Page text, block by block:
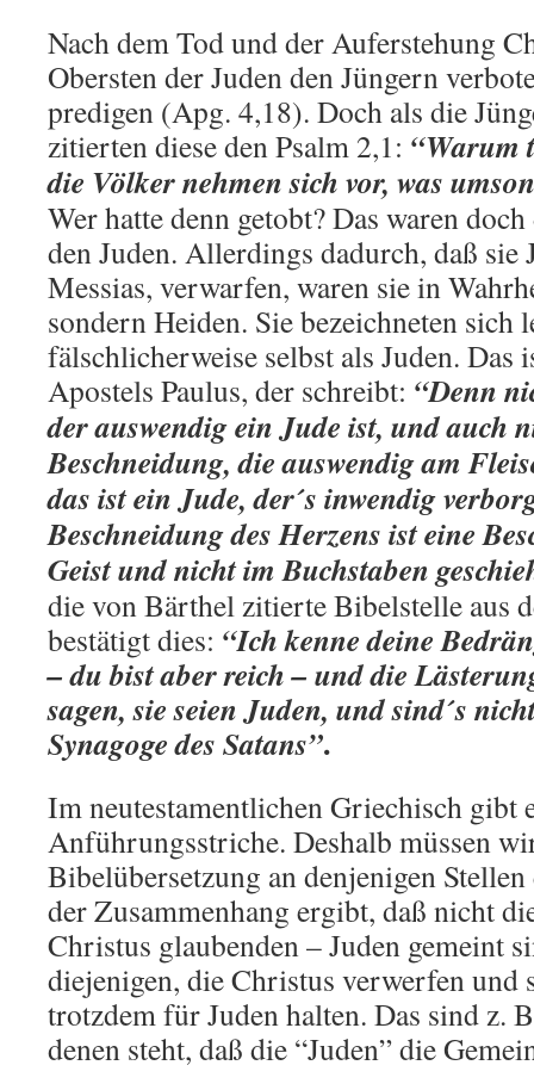
Nach dem Tod und der Auferstehung
Obersten der Juden den Jüngern
predigen (Apg. 4,18). Doch als die
zitierten diese den Psalm 2,1: “Warum
die Völker nehmen sich vor, was
Wer hatte denn getobt? Das waren
den Juden. Allerdings dadurch, daß sie
Messias, verwarfen, waren sie in
sondern Heiden. Sie bezeichneten sich
fälschlicherweise selbst als Juden. Das
Apostels Paulus, der schreibt: “Denn
der auswendig ein Jude ist, und auch
Beschneidung, die auswendig am
das ist ein Jude, der´s inwendig
Beschneidung des Herzens ist eine
Geist und nicht im Buchstaben
die von Bärthel zitierte Bibelstelle aus
bestätigt dies: “Ich kenne deine
– du bist aber reich – und die
sagen, sie seien Juden, und sind´s
Synagoge des Satans”.
Im neutestamentlichen Griechisch gibt
Anführungsstriche. Deshalb müssen
Bibelübersetzung an denjenigen Stellen
der Zusammenhang ergibt, daß nicht
Christus glaubenden – Juden gemeint
diejenigen, die Christus verwerfen und
trotzdem für Juden halten. Das sind z.
denen steht, daß die “Juden” die